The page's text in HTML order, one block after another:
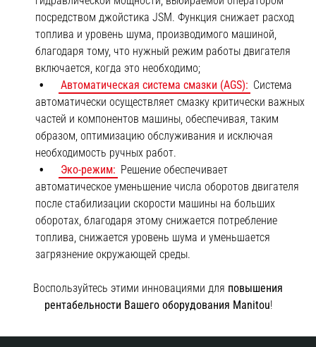
посредством джойстика JSM. Функция снижает расход
топлива и уровень шума, производимого машиной,
благодаря тому, что нужный режим работы двигателя
включается, когда это необходимо;
Автоматическая система смазки (AGS): Система
автоматически осуществляет смазку критически важных
частей и компонентов машины, обеспечивая, таким
образом, оптимизацию обслуживания и исключая
необходимость ручных работ.
Эко-режим: Решение обеспечивает
автоматическое уменьшение числа оборотов двигателя
после стабилизации скорости машины на больших
оборотах, благодаря этому снижается потребление
топлива, снижается уровень шума и уменьшается
загрязнение окружающей среды.
Воспользуйтесь этими инновациями для повышения
рентабельности Вашего оборудования Manitou!